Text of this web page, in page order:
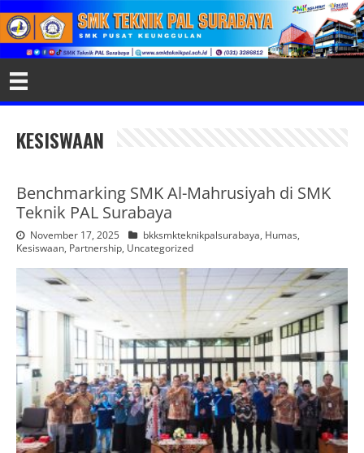
KESISWAAN
Benchmarking SMK Al-Mahrusiyah di SMK
Teknik PAL Surabaya
November 17, 2025 bkksmkteknikpalsurabaya, Humas,
Kesiswaan, Partnership, Uncategorized